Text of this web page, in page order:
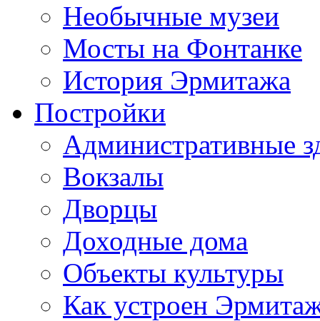
Необычные музеи
Мосты на Фонтанке
История Эрмитажа
Постройки
Административные
Вокзалы
Дворцы
Доходные дома
Объекты культуры
Как устроен